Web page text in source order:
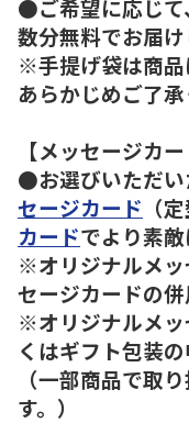
●ご希望に応じて
数分無料でお届け
※手提げ袋は商品
あらかじめご了承
【メッセージカ
●お選びいただい
セージカード （
カードでより素敵
※オリジナルメッ
セージカードの併
※オリジナルメッ
くはギフト包装
（一部商品で取
す。）